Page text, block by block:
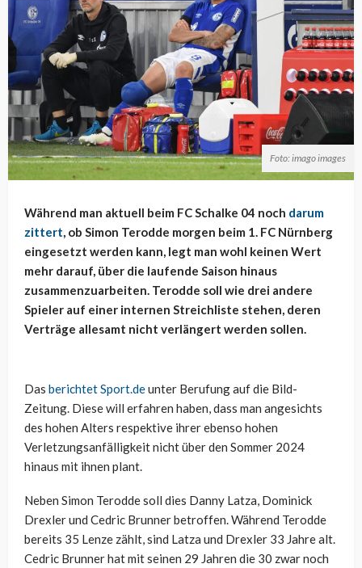
Foto: imago images
Während man aktuell beim FC Schalke 04 noch darum
zittert, ob Simon Terodde morgen beim 1. FC Nürnberg
eingesetzt werden kann, legt man wohl keinen Wert
mehr darauf, über die laufende Saison hinaus
zusammenzuarbeiten. Terodde soll wie drei andere
Spieler auf einer internen Streichliste stehen, deren
Verträge allesamt nicht verlängert werden sollen.
Das berichtet Sport.deunter Berufung auf die Bild-
Zeitung. Diese will erfahren haben, dass man angesichts
des hohen Alters respektive ihrer ebenso hohen
Verletzungsanfälligkeit nicht über den Sommer 2024
hinaus mit ihnen plant.
Neben Simon Terodde soll dies Danny Latza, Dominick
Drexler und Cedric Brunner betroffen. Während Terodde
bereits 35 Lenze zählt, sind Latza und Drexler 33 Jahre alt.
Cedric Brunner hat mit seinen 29 Jahren die 30 zwar noch